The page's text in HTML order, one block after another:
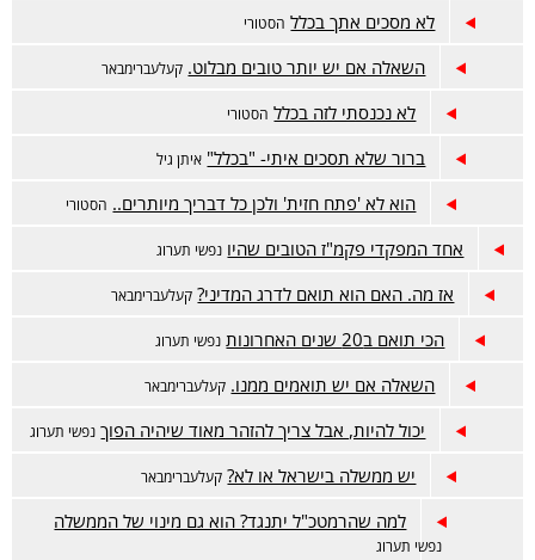
לא מסכים אתך בכלל הסטורי
השאלה אם יש יותר טובים מבלוט. קעלעברימבאר
לא נכנסתי לזה בכלל הסטורי
ברור שלא תסכים איתי- "בכלל" איתן גיל
הוא לא 'פתח חזית' ולכן כל דבריך מיותרים.. הסטורי
אחד המפקדי פקמ"ז הטובים שהיו נפשי תערוג
אז מה. האם הוא תואם לדרג המדיני? קעלעברימבאר
הכי תואם ב20 שנים האחרונות נפשי תערוג
השאלה אם יש תואמים ממנו. קעלעברימבאר
יכול להיות, אבל צריך להזהר מאוד שיהיה הפוך נפשי תערוג
יש ממשלה בישראל או לא? קעלעברימבאר
למה שהרמטכ"ל יתנגד? הוא גם מינוי של הממשלה
נפשי תערוג